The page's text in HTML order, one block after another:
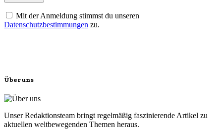
Mit der Anmeldung stimmst du unseren
Datenschutzbestimmungen zu.
Über uns
Unser Redaktionsteam bringt regelmäßig faszinierende Artikel zu
aktuellen weltbewegenden Themen heraus.